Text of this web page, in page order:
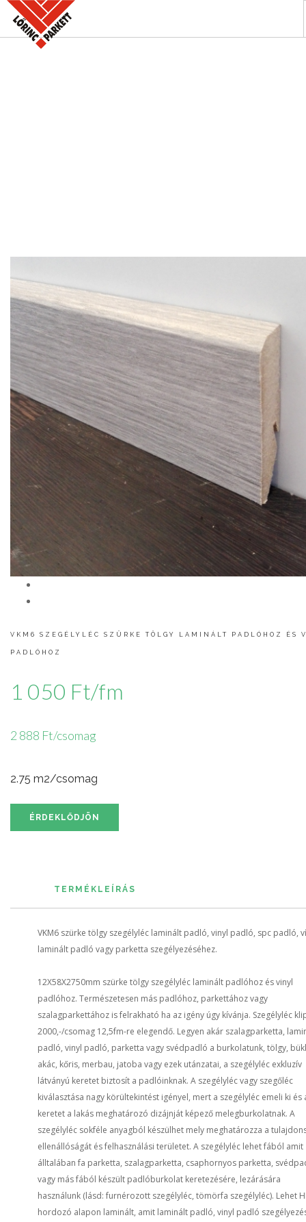
VKM6 SZEGÉLYLÉC SZÜRKE TÖLGY LAMINÁLT PADLÓHOZ ÉS
PADLÓHOZ
1 050 Ft/fm
2 888 Ft/csomag
2.75 m2/csomag
ÉRDEKLŐDJÖN
TERMÉKLEÍRÁS
VKM6 szürke tölgy szegélyléc laminált padló, vinyl padló, spc padló,
laminált padló vagy parketta szegélyezéséhez.
12X58X2750mm szürke tölgy szegélyléc laminált padlóhoz és vinyl
padlóhoz. Természetesen más padlóhoz, parkettához vagy
szalagparkettához is felrakható ha az igény úgy kívánja. Szegélyléc
2000,-/csomag 12,5fm-re elegendő. Legyen akár szalagparketta,
padló, vinyl padló, parketta vagy svédpadló a burkolatunk, tölgy,
akác, kőris, merbau, jatoba vagy ezek utánzatai, a szegélyléc exkluzív
látványú keretet biztosít a padlóinknak. A szegélyléc vagy szegőléc
kiválasztása nagy körültekintést igényel, mert a szegélyléc emeli ki és
keretet a lakás meghatározó dizájnját képező melegburkolatnak. A
szegélyléc sokféle anyagból készülhet mely meghatározza a
ellenállóságát és felhasználási területet. A szegélyléc lehet fából amit
álltalában fa parketta, szalagparketta, csaphornyos parketta,
vagy más fából készült padlóburkolat keretezésére, lezárására
használunk (lásd: furnérozott szegélyléc, tömörfa szegélyléc). Lehet
hordozó alapon laminált, amit laminált padló, vinyl padló